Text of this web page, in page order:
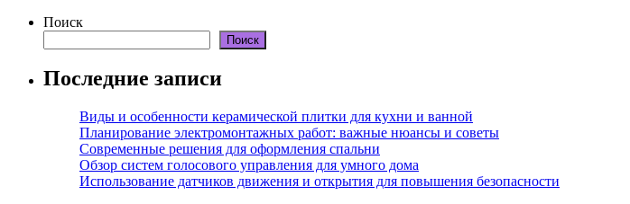
Поиск
Поиск
Последние записи
Виды и особенности керамической плитки для кухни и ванной
Планирование электромонтажных работ: важные нюансы и советы
Современные решения для оформления спальни
Обзор систем голосового управления для умного дома
Использование датчиков движения и открытия для повышения безопасности